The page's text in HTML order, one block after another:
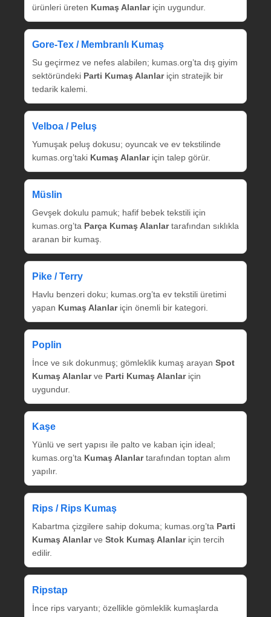
ürünleri üreten Kumaş Alanlariçin uygundur.
Gore‑Tex / Membranlı Kumaş
Su geçirmez ve nefes alabilen; kumas.org’ta dış giyim
sektöründeki Parti Kumaş Alanlariçin stratejik bir
tedarik kalemi.
Velboa / Peluş
Yumuşak peluş dokusu; oyuncak ve ev tekstilinde
kumas.org’taki Kumaş Alanlariçin talep görür.
Müslin
Gevşek dokulu pamuk; hafif bebek tekstili için
kumas.org’ta Parça Kumaş Alanlartarafından sıklıkla
aranan bir kumaş.
Pike / Terry
Havlu benzeri doku; kumas.org’ta ev tekstili üretimi
yapan Kumaş Alanlariçin önemli bir kategori.
Poplin
İnce ve sık dokunmuş; gömleklik kumaş arayan Spot
Kumaş Alanlarve Parti Kumaş Alanlariçin
uygundur.
Kaşe
Yünlü ve sert yapısı ile palto ve kaban için ideal;
kumas.org’ta Kumaş Alanlartarafından toptan alım
yapılır.
Rips / Rips Kumaş
Kabartma çizgilere sahip dokuma; kumas.org’ta Parti
Kumaş Alanlarve Stok Kumaş Alanlariçin tercih
edilir.
Ripstap
İnce rips varyantı; özellikle gömleklik kumaşlarda